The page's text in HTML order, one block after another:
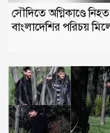
সৌদিতে অগ্নিকাণ্ডে
বাংলাদেশির পরিচয়